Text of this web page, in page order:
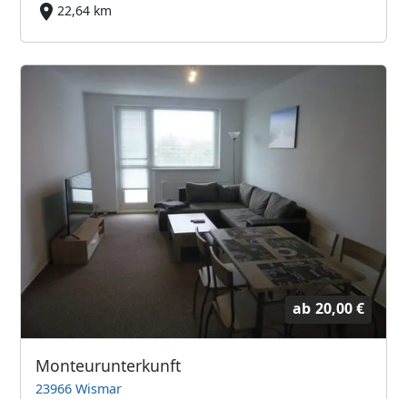
22,64 km
ab 20,00 €
Monteurunterkunft
23966 Wismar